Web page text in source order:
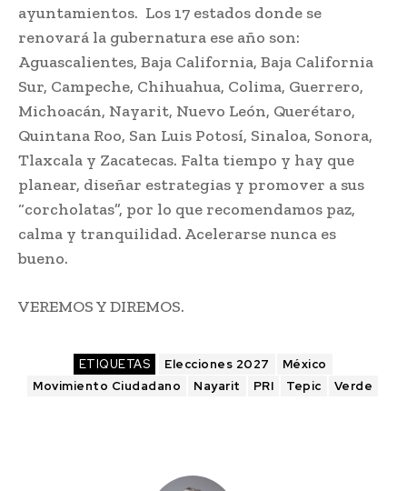
ayuntamientos. Los 17 estados donde se
renovará la gubernatura ese año son:
Aguascalientes, Baja California, Baja California
Sur, Campeche, Chihuahua, Colima, Guerrero,
Michoacán, Nayarit, Nuevo León, Querétaro,
Quintana Roo, San Luis Potosí, Sinaloa, Sonora,
Tlaxcala y Zacatecas. Falta tiempo y hay que
planear, diseñar estrategias y promover a sus
“corcholatas”, por lo que recomendamos paz,
calma y tranquilidad. Acelerarse nunca es
bueno.
VEREMOS Y DIREMOS.
ETIQUETAS Elecciones 2027
México
Movimiento Ciudadano
Nayarit PRI Tepic Verde